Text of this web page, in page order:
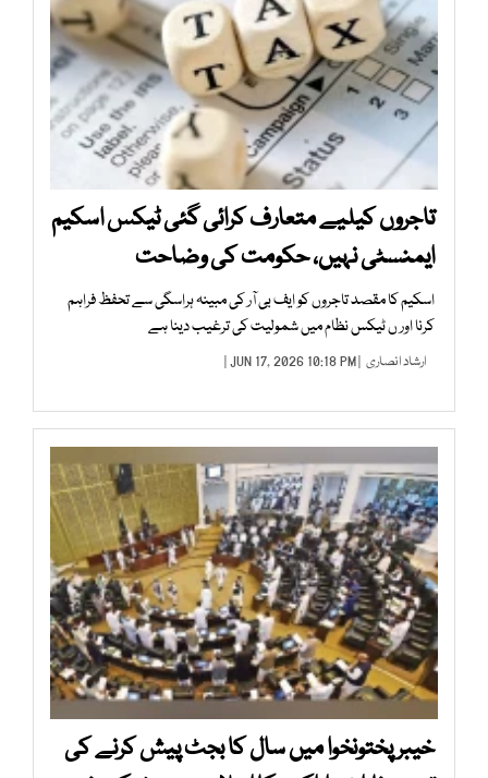
تاجروں کیلیے متعارف کرائی گئی ٹیکس اسکیم
ایمنسٹی نہیں، حکومت کی وضاحت
اسکیم کا مقصد تاجروں کو ایف بی آر کی مبینہ ہراسگی سے تحفظ فراہم
کرنا اور ں ٹیکس نظام میں شمولیت کی ترغیب دینا ہے
ارشاد انصاری | JUN 17, 2026 10:18 PM |
خیبرپختونخوا میں سال کا بجٹ پیش کرنے کی